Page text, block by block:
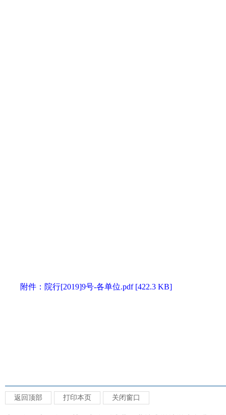
附件：院行[2019]9号-各单位.pdf [422.3 KB]
返回顶部 打印本页 关闭窗口